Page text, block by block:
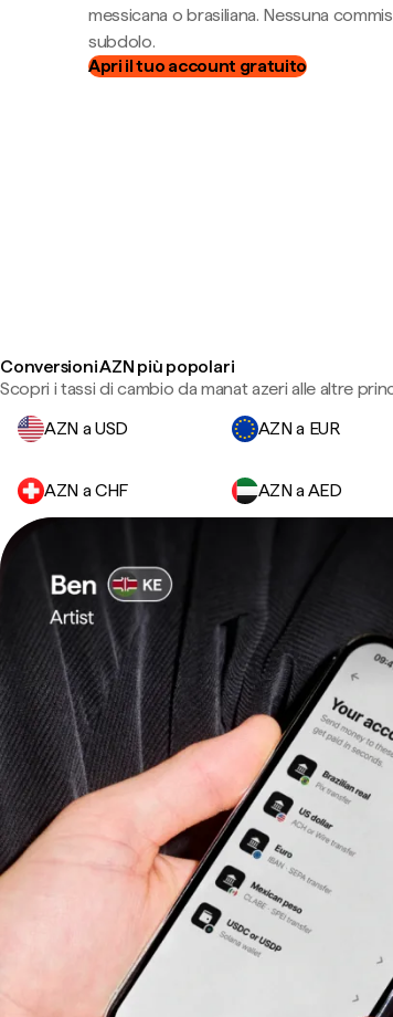
messicana o brasiliana. Nessuna
subdolo.
Apri il tuo account gratuito
Conversioni AZN più popolari
Scopri i tassi di cambio da manat azeri alle altre
AZN a USD
AZN a EUR
AZN a CHF AZN a AED